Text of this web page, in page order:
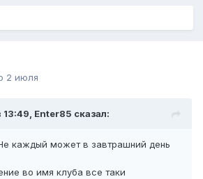
2 июля
13:49, Enter85 сказал:
каждый может в завтрашний день
во имя клуба все таки